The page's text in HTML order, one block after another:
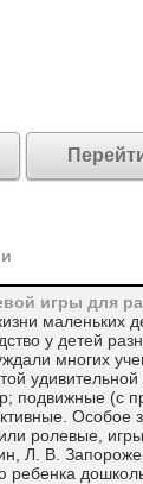
игры для
маленьких
у детей
многих
удивительной
подвижные (с
Особое
ролевые, игры.
Л. В.
ребенка